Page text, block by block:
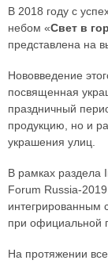
В 2018 году с
небом «Свет в
представлена на
Нововведение
посвященная
праздничный
продукцию, но и
украшения улиц.
В рамках раздела
Forum Russia-
интегрированным
при официальной
На протяжении